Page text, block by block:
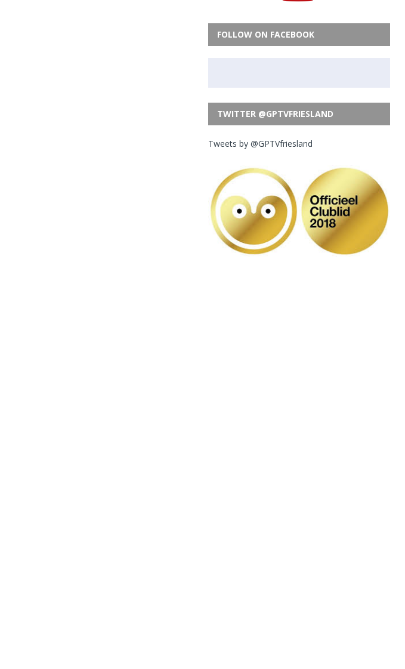
FOLLOW ON FACEBOOK
TWITTER @GPTVFRIESLAND
Tweets by @GPTVfriesland